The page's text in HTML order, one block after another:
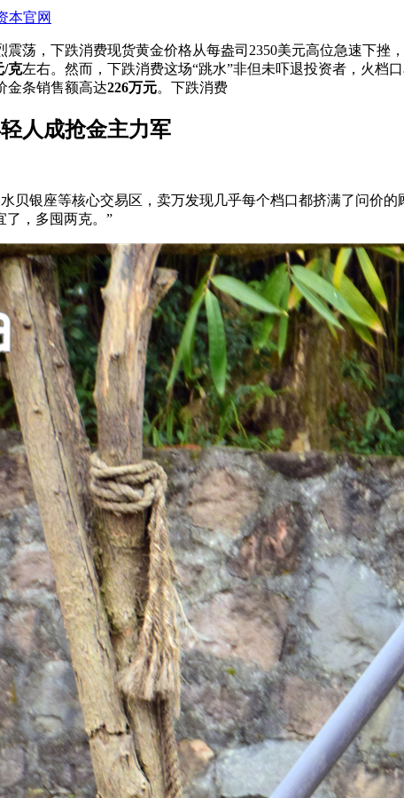
本官网
荡，下跌消费现货黄金价格从每盎司2350美元高位急速下挫
/克左右。然而，下跌消费这场“跳水”非但未吓退投资者，火
金条销售额高达226万元。下跌消费
人成抢金主力军
贝银座等核心交易区，卖万发现几乎每个档口都挤满了问价的
了，多囤两克。”